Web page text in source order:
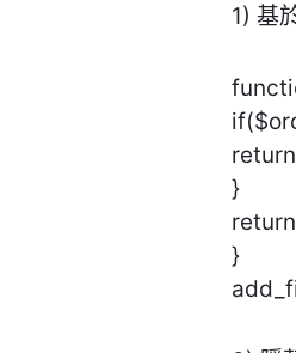
1) 基
}
}